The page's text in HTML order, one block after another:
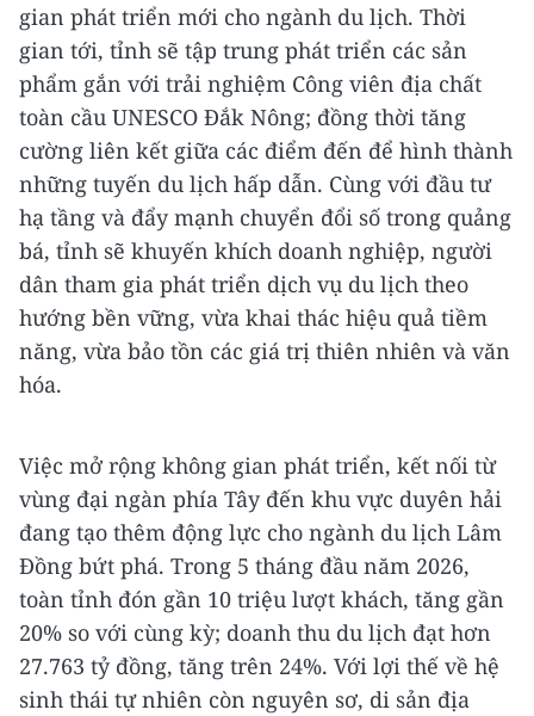
gian phát triển mới cho ngành du lịch. Thời
gian tới, tỉnh sẽ tập trung phát triển các sản
phẩm gắn với trải nghiệm Công viên địa chất
toàn cầu UNESCO Đắk Nông; đồng thời tăng
cường liên kết giữa các điểm đến để hình thành
những tuyến du lịch hấp dẫn. Cùng với đầu tư
hạ tầng và đẩy mạnh chuyển đổi số trong quảng
bá, tỉnh sẽ khuyến khích doanh nghiệp, người
dân tham gia phát triển dịch vụ du lịch theo
hướng bền vững, vừa khai thác hiệu quả tiềm
năng, vừa bảo tồn các giá trị thiên nhiên và văn
hóa.
Việc mở rộng không gian phát triển, kết nối từ
vùng đại ngàn phía Tây đến khu vực duyên hải
đang tạo thêm động lực cho ngành du lịch Lâm
Đồng bứt phá. Trong 5 tháng đầu năm 2026,
toàn tỉnh đón gần 10 triệu lượt khách, tăng gần
20% so với cùng kỳ; doanh thu du lịch đạt hơn
27.763 tỷ đồng, tăng trên 24%. Với lợi thế về hệ
sinh thái tự nhiên còn nguyên sơ, di sản địa